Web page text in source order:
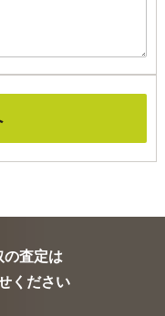
の査定は
ください